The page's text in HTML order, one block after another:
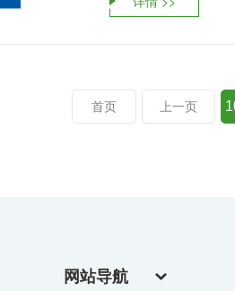
首页 上一页
网站导航